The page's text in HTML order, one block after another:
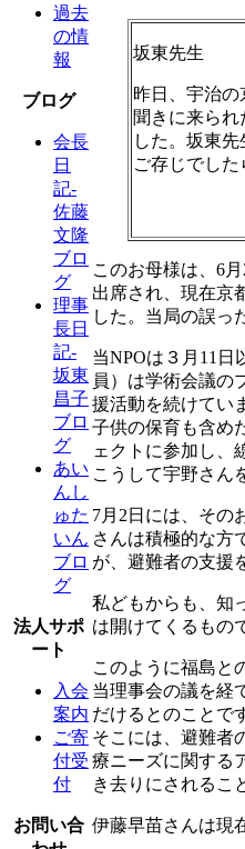
過去
の情
報
ブログ
会長
日
記-
佐藤
文隆
ブロ
グ
理事
長日
記-
坂東
昌子
ブロ
グ
あい
んし
ゅた
いん
ブロ
グ
法人サポ
ート
入会
案内
ご寄
付受
付
お問い合
坂東先生
昨日、宇治の
聞きに来ら
した。坂東
ご存じでした
このお母様は、6
出席され、現在京
した。当局の誤っ
当NPOは３月11日
員）は学術会議の
援活動を続けてい
子供の保育も含め
ェクトに参加し、
こうして宇野さん
7月2日には、その
さんは積極的な方
が、避難者の支援
私どもからも、知
は開けてくるもの
このように福島と
当理事会の議を経
だけるとのことで
そこには、避難者
療ニーズに関する
き去りにされるこ
伊藤早苗さんは現